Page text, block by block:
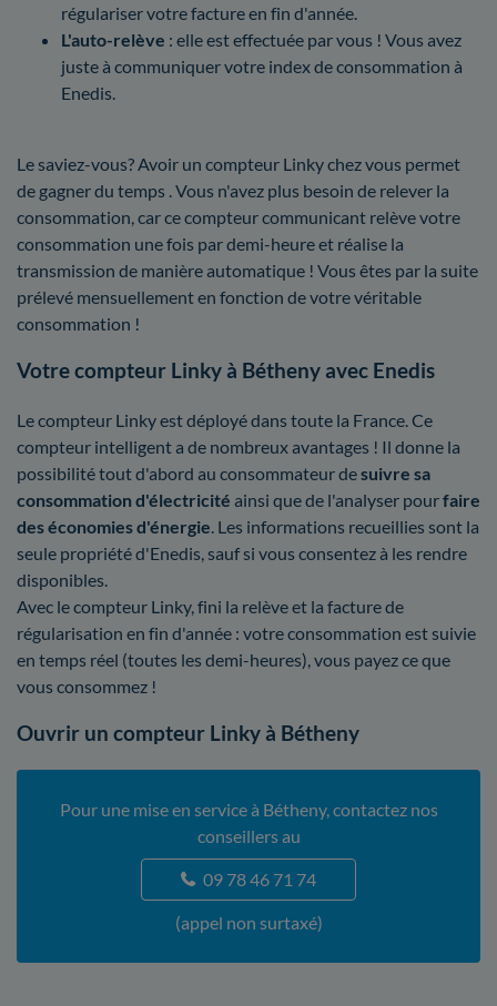
régulariser votre facture en fin d'année.
L'auto-relève : elle est effectuée par vous ! Vous avez
juste à communiquer votre index de consommation à
Enedis.
Le saviez-vous? Avoir un compteur Linky chez vous permet
de gagner du temps . Vous n'avez plus besoin de relever la
consommation, car ce compteur communicant relève votre
consommation une fois par demi-heure et réalise la
transmission de manière automatique ! Vous êtes par la suite
prélevé mensuellement en fonction de votre véritable
consommation !
Votre compteur Linky à Bétheny avec Enedis
Le compteur Linky est déployé dans toute la France. Ce
compteur intelligent a de nombreux avantages ! Il donne la
possibilité tout d'abord au consommateur desuivre sa
consommation d'électricité ainsi que de l'analyser pourfaire
des économies d'énergie . Les informations recueillies sont la
seule propriété d'Enedis, sauf si vous consentez à les rendre
disponibles.
Avec le compteur Linky, fini la relève et la facture de
régularisation en fin d'année : votre consommation est suivie
en temps réel (toutes les demi-heures), vous payez ce que
vous consommez !
Ouvrir un compteur Linky à Bétheny
Pour une mise en service à Bétheny, contactez nos
conseillers au
09 78 46 71 74
(appel non surtaxé)